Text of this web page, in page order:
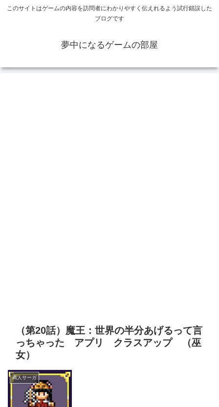
このサイトはゲームの内容を訪問者にわかりやすく伝えれるよう試行錯誤した
ブログです
夢中になるゲームの部屋
（第20話）魔王：世界の半分あげるって言
っちゃった アプリ クラスアップ （巫
女）
商人サーガ